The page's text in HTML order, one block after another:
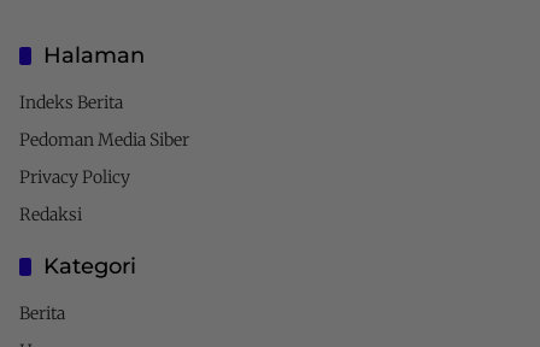
Halaman
Indeks Berita
Pedoman Media Siber
Privacy Policy
Redaksi
Kategori
Berita